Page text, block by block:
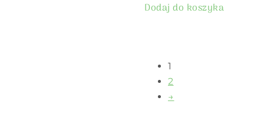
Dodaj do koszyka
1
2
→